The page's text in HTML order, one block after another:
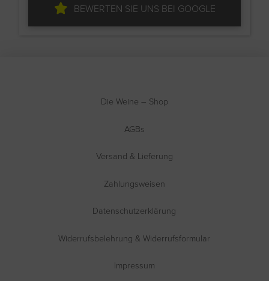
BEWERTEN SIE UNS BEI GOOGLE
Die Weine – Shop
AGBs
Versand & Lieferung
Zahlungsweisen
Datenschutzerklärung
Widerrufsbelehrung & Widerrufsformular
Impressum